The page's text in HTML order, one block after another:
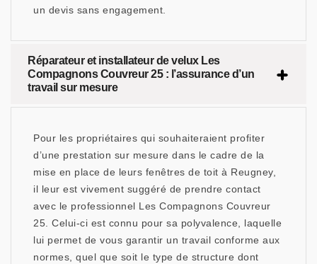
un devis sans engagement.
Réparateur et installateur de velux Les
Compagnons Couvreur 25 : l’assurance d’un
travail sur mesure
Pour les propriétaires qui souhaiteraient profiter
d’une prestation sur mesure dans le cadre de la
mise en place de leurs fenêtres de toit à Reugney,
il leur est vivement suggéré de prendre contact
avec le professionnel Les Compagnons Couvreur
25. Celui-ci est connu pour sa polyvalence, laquelle
lui permet de vous garantir un travail conforme aux
normes, quel que soit le type de structure dont